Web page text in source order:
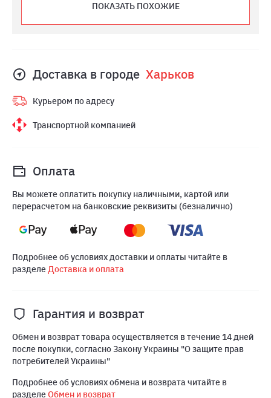
ПОКАЗАТЬ ПОХОЖИЕ
Доставка в городе Харьков
Курьером по адресу
Транспортной компанией
Оплата
Вы можете оплатить покупку наличными, картой или
перерасчетом на банковские реквизиты (безналично)
Подробнее об условиях доставки и оплаты читайте в
разделеДоставка и оплата
Гарантия и возврат
Обмен и возврат товара осуществляется в течение 14 дней
после покупки, согласно Закону Украины "О защите прав
потребителей Украины"
Подробнее об условиях обмена и возврата читайте в
разделеОбмен и возврат